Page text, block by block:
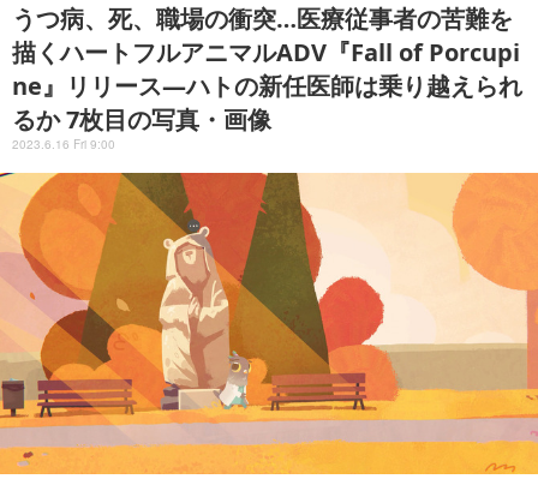
うつ病、死、職場の衝突…医療従事者の苦難を
描くハートフルアニマルADV『Fall of Porcupi
ne』リリース―ハトの新任医師は乗り越えられ
るか 7枚目の写真・画像
2023.6.16 Fri 9:00